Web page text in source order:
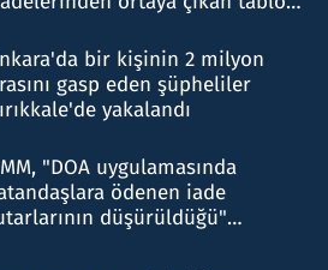
bir kişinin 2 milyon
gasp eden şüpheliler
yakalandı
"DOA uygulamasında
ödenen iade
düşürüldüğü"